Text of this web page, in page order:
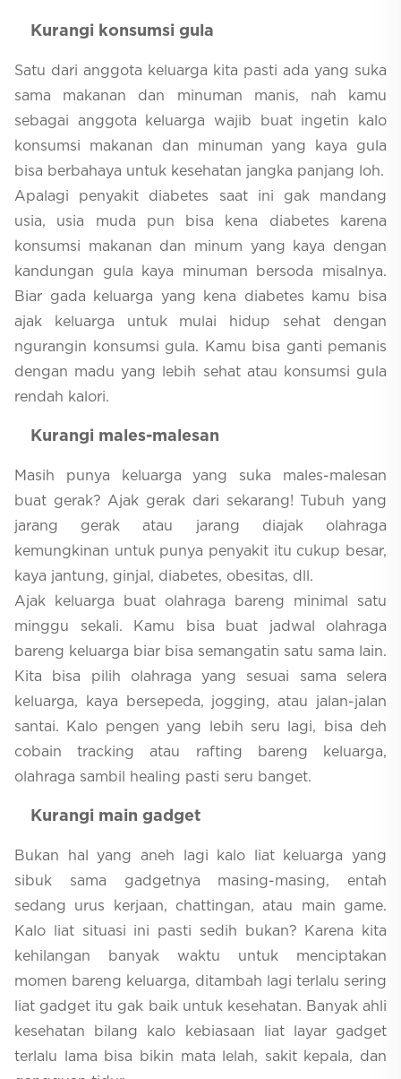
Kurangi konsumsi gula
Satu dari anggota keluarga kita pasti ada yang suka
sama makanan dan minuman manis, nah kamu
sebagai anggota keluarga wajib buat ingetin kalo
konsumsi makanan dan minuman yang kaya gula
bisa berbahaya untuk kesehatan jangka panjang loh.
Apalagi penyakit diabetes saat ini gak mandang
usia, usia muda pun bisa kena diabetes karena
konsumsi makanan dan minum yang kaya dengan
kandungan gula kaya minuman bersoda misalnya.
Biar gada keluarga yang kena diabetes kamu bisa
ajak keluarga untuk mulai hidup sehat dengan
ngurangin konsumsi gula. Kamu bisa ganti pemanis
dengan madu yang lebih sehat atau konsumsi gula
rendah kalori.
Kurangi males-malesan
Masih punya keluarga yang suka males-malesan
buat gerak? Ajak gerak dari sekarang! Tubuh yang
jarang gerak atau jarang diajak olahraga
kemungkinan untuk punya penyakit itu cukup besar,
kaya jantung, ginjal, diabetes, obesitas, dll.
Ajak keluarga buat olahraga bareng minimal satu
minggu sekali. Kamu bisa buat jadwal olahraga
bareng keluarga biar bisa semangatin satu sama lain.
Kita bisa pilih olahraga yang sesuai sama selera
keluarga, kaya bersepeda, jogging, atau jalan-jalan
santai. Kalo pengen yang lebih seru lagi, bisa deh
cobain tracking atau rafting bareng keluarga,
olahraga sambil healing pasti seru banget.
Kurangi main gadget
Bukan hal yang aneh lagi kalo liat keluarga yang
sibuk sama gadgetnya masing-masing, entah
sedang urus kerjaan, chattingan, atau main game.
Kalo liat situasi ini pasti sedih bukan? Karena kita
kehilangan banyak waktu untuk menciptakan
momen bareng keluarga, ditambah lagi terlalu sering
liat gadget itu gak baik untuk kesehatan. Banyak ahli
kesehatan bilang kalo kebiasaan liat layar gadget
terlalu lama bisa bikin mata lelah, sakit kepala, dan